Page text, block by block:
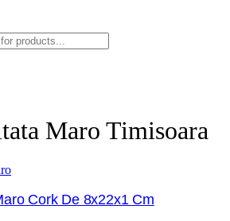
Maro Timisoara
Cork De 8x22x1 Cm